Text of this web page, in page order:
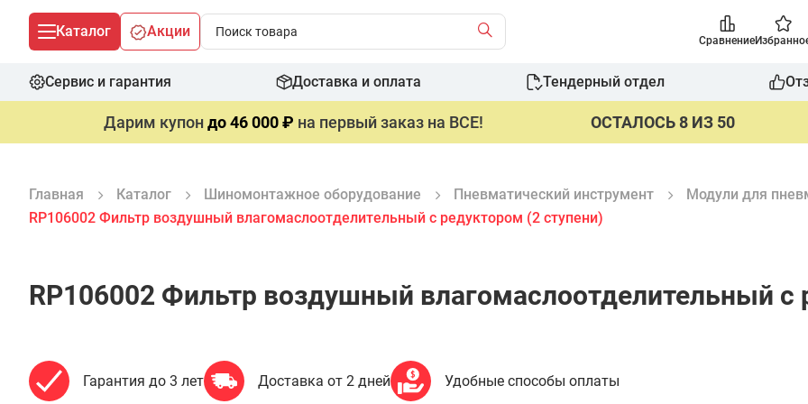
Каталог Акции
Сравнение
Сервис и гарантия Доставка и оплата Тендерный отдел
Дарим купондо 46 000 ₽ на первый заказ на ВСЕ! ОСТАЛОСЬ 8 ИЗ 50
Главная Каталог Шиномонтажное оборудование Пневматический инструмент
Модули для
RP106002 Фильтр воздушный влагомаслоотделительный с редуктором (2 ступени)
RP106002 Фильтр воздушный влагомаслоотделительный с
Гарантия до 3 лет Доставка от 2 дней Удобные способы оплаты